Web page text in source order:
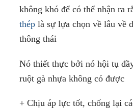
không khó để có thể nhận ra
théplà sự lựa chọn về lâu về
thông thái
Nó thiết thực bởi nó hội tụ
ruột gà nhựa không có được
+ Chịu áp lực tốt, chống lại